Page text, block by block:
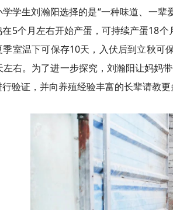
学学生刘瀚阳选择的是“一种味道、一
5个月左右开始产蛋，可持续产蛋18
季室温下可保存10天，入伏后到立秋
右。为了进一步探究，刘瀚阳让妈妈
验证，并向养殖经验丰富的长辈请教更